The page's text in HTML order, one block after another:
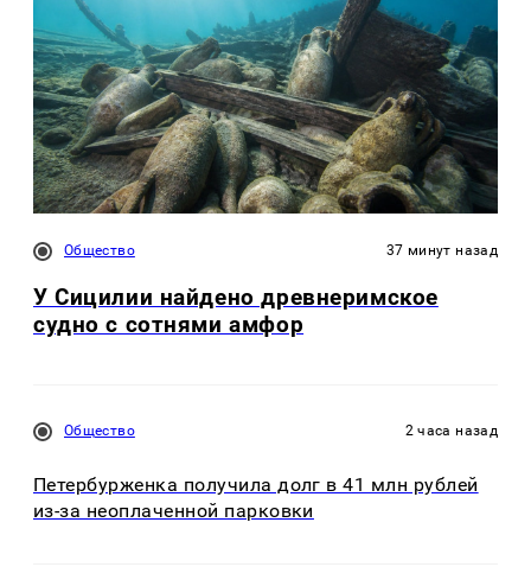
Общество 37 минут назад
У Сицилии найдено древнеримское
судно с сотнями амфор
Общество 2 часа назад
Петербурженка получила долг в 41 млн рублей
из-за неоплаченной парковки